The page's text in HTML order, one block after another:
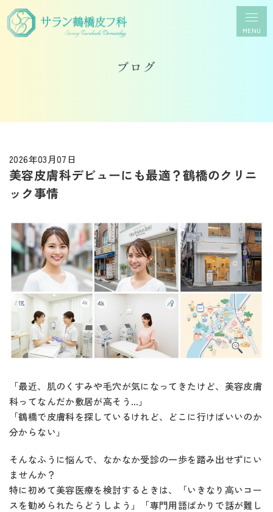
MENU
ブログ
2026年03月07日
美容皮膚科デビューにも最適？鶴橋のクリニ
ック事情
「最近、肌のくすみや毛穴が気になってきたけど、美容皮膚
科ってなんだか敷居が高そう…」
「鶴橋で皮膚科を探しているけれど、どこに行けばいいのか
分からない」
そんなふうに悩んで、なかなか受診の一歩を踏み出せずにい
ませんか？
特に初めて美容医療を検討するときは、「いきなり高いコー
スを勧められたらどうしよう」「専門用語ばかりで話が難し